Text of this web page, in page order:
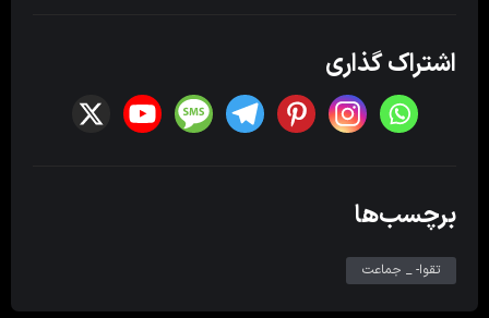
اشتراک گذاری
برچسب‌ها
تقوا- _ جماعت